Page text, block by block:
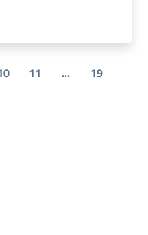
11 ... 19